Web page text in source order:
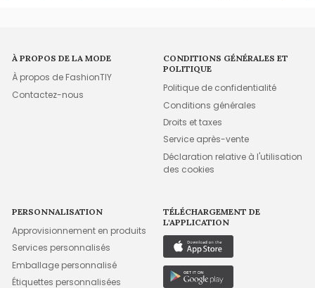
À PROPOS DE LA MODE
À propos de FashionTIY
Contactez-nous
CONDITIONS GÉNÉRALES ET
POLITIQUE
Politique de confidentialité
Conditions générales
Droits et taxes
Service après-vente
Déclaration relative à l'utilisation
des cookies
PERSONNALISATION
Approvisionnement en produits
Services personnalisés
Emballage personnalisé
Étiquettes personnalisées
TÉLÉCHARGEMENT DE
L'APPLICATION